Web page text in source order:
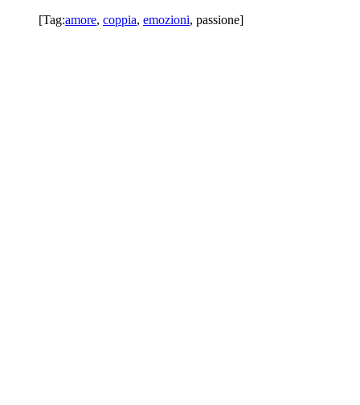
[Tag:amore, coppia, emozioni, passione]